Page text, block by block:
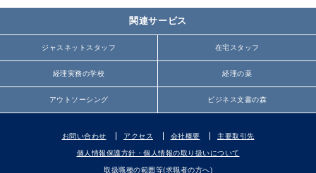
関連サービス
ジャスネットスタッフ 在宅スタッフ
経理実務の学校 経理の薬
アウトソーシング ビジネス文書の森
お問い合わせ アクセス 会社概要 主要取引先
個人情報保護方針・個人情報の取り扱いについて
取扱職種の範囲等(求職者の方へ)